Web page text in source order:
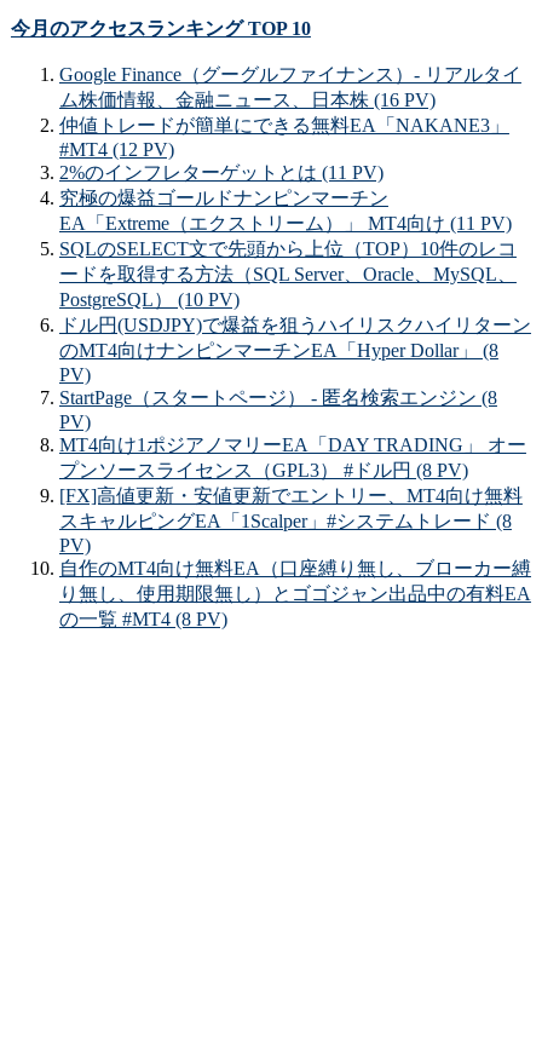
今月のアクセスランキング TOP 10
Google Finance（グーグルファイナンス）- リアルタイ
ム株価情報、金融ニュース、日本株 (16 PV)
仲値トレードが簡単にできる無料EA「NAKANE3」
#MT4 (12 PV)
2%のインフレターゲットとは (11 PV)
究極の爆益ゴールドナンピンマーチン
EA「Extreme（エクストリーム）」 MT4向け (11 PV)
SQLのSELECT文で先頭から上位（TOP）10件のレコ
ードを取得する方法（SQL Server、Oracle、MySQL、
PostgreSQL） (10 PV)
ドル円(USDJPY)で爆益を狙うハイリスクハイリターン
のMT4向けナンピンマーチンEA「Hyper Dollar」 (8
PV)
StartPage（スタートページ） - 匿名検索エンジン (8
PV)
MT4向け1ポジアノマリーEA「DAY TRADING」 オー
プンソースライセンス（GPL3） #ドル円 (8 PV)
[FX]高値更新・安値更新でエントリー、MT4向け無料
スキャルピングEA「1Scalper」#システムトレード (8
PV)
自作のMT4向け無料EA（口座縛り無し、ブローカー縛
り無し、使用期限無し）とゴゴジャン出品中の有料EA
の一覧 #MT4 (8 PV)